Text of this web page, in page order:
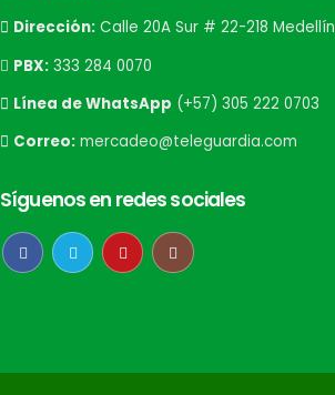
Dirección: Calle 20A Sur # 22-218 Medellín
PBX: 333 284 0070
Línea de WhatsApp (+57) 305 222 0703
Correo: mercadeo@teleguardia.com
Síguenos en redes sociales